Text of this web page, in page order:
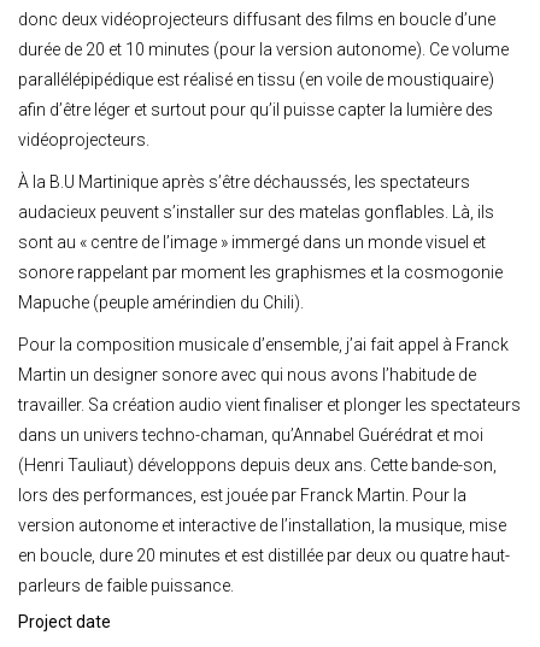
donc deux vidéoprojecteurs diffusant des films en boucle d’une
durée de 20 et 10 minutes (pour la version autonome). Ce volume
parallélépipédique est réalisé en tissu (en voile de moustiquaire)
afin d’être léger et surtout pour qu’il puisse capter la lumière des
vidéoprojecteurs.
À la B.U Martinique après s’être déchaussés, les spectateurs
audacieux peuvent s’installer sur des matelas gonflables. Là, ils
sont au « centre de l’image » immergé dans un monde visuel et
sonore rappelant par moment les graphismes et la cosmogonie
Mapuche (peuple amérindien du Chili).
Pour la composition musicale d’ensemble, j’ai fait appel à Franck
Martin un designer sonore avec qui nous avons l’habitude de
travailler. Sa création audio vient finaliser et plonger les spectateurs
dans un univers techno-chaman, qu’Annabel Guérédrat et moi
(Henri Tauliaut) développons depuis deux ans. Cette bande-son,
lors des performances, est jouée par Franck Martin. Pour la
version autonome et interactive de l’installation, la musique, mise
en boucle, dure 20 minutes et est distillée par deux ou quatre haut-
parleurs de faible puissance.
Project date